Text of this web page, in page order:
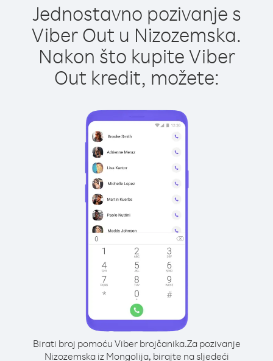
Jednostavno pozivanje s
Viber Out u Nizozemska.
Nakon što kupite Viber
Out kredit, možete:
Birati broj pomoću Viber brojčanika.Za pozivanje
Nizozemska iz Mongolija, birajte na sljedeći